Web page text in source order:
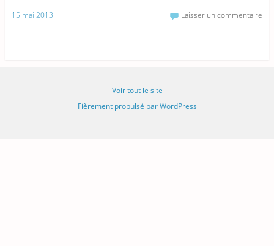
15 mai 2013 Laisser un commentaire
Voir tout le site
Fièrement propulsé par WordPress